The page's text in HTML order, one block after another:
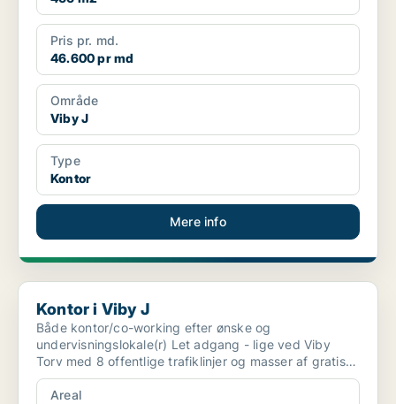
Pris pr. md.
46.600 pr md
Område
Viby J
Type
Kontor
Mere info
Kontor i Viby J
Kontor i Viby J
Både kontor/co-working efter ønske og
undervisningslokale(r) Let adgang - lige ved Viby
Torv med 8 offentlige trafiklinjer og masser af gratis
parkering. ...
Areal